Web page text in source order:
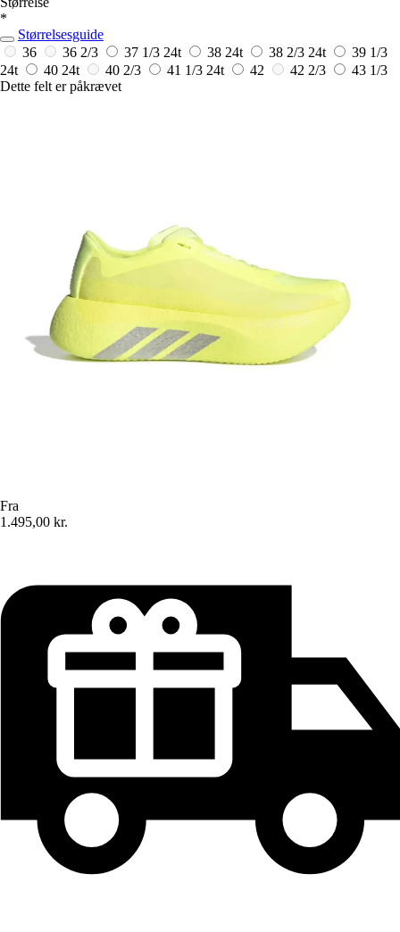
*
Størrelsesguide
36
36 2/3 37 1/3 24t 38 24t 38 2/3 24t
39 1/3
24t
40 24t 40 2/3 41 1/3 24t 42 42 2/3
43 1/3
Dette felt er påkrævet
Fra
1.495,00 kr.